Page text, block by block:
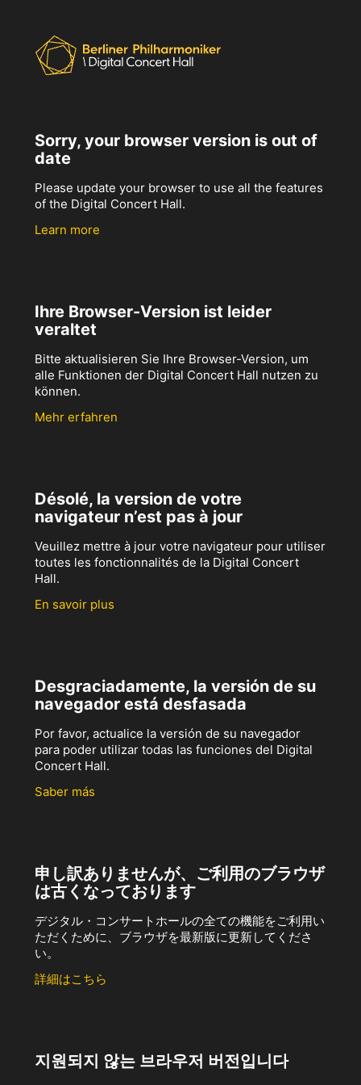
Sorry, your browser version is out of
date
Please update your browser to use all the features
of the Digital Concert Hall.
Learn more
Ihre Browser-Version ist leider
veraltet
Bitte aktualisieren Sie Ihre Browser-Version, um
alle Funktionen der Digital Concert Hall nutzen zu
können.
Mehr erfahren
Désolé, la version de votre
navigateur n’est pas à jour
Veuillez mettre à jour votre navigateur pour utiliser
toutes les fonctionnalités de la Digital Concert
Hall.
En savoir plus
Desgraciadamente, la versión de su
navegador está desfasada
Por favor, actualice la versión de su navegador
para poder utilizar todas las funciones del Digital
Concert Hall.
Saber más
申し訳ありませんが、ご利用のブラウザ
は古くなっております
デジタル・コンサートホールの全ての機能をご利用い
ただくために、ブラウザを最新版に更新してくださ
い。
詳細はこちら
지원되지 않는 브라우저 버전입니다